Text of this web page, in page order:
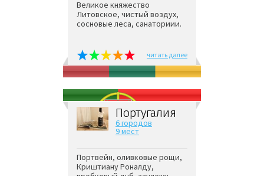
Великое княжество
Литовское, чистый воздух,
сосновые леса, санаториии.
читать далее
Португалия
6 городов
9 мест
Портвейн, оливковые рощи,
Криштиану Роналду,